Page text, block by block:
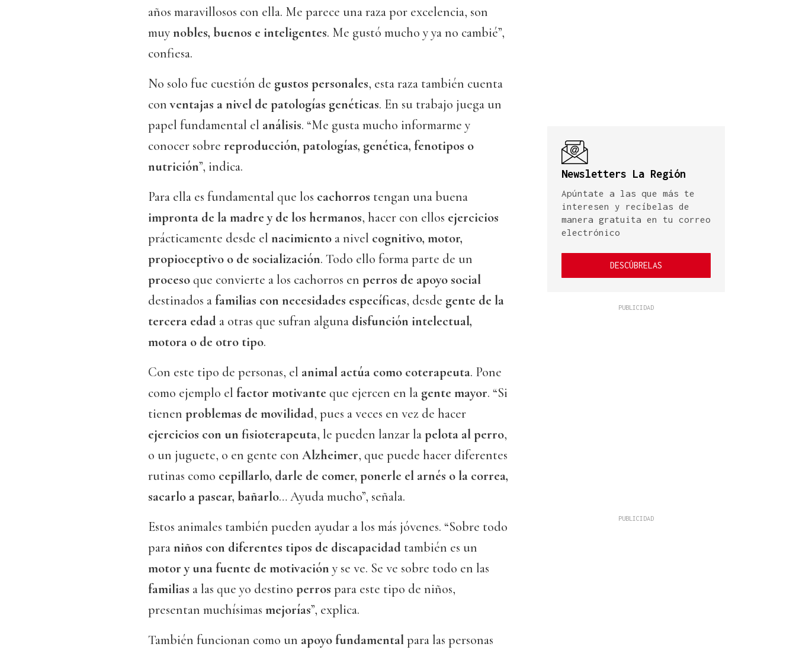
años maravillosos con ella. Me parece una raza por excelencia, son
muynobles, buenos e inteligentes. Me gustó mucho y ya no cambié”,
confiesa.
No solo fue cuestión de gustos personales, esta raza también cuenta
conventajas a nivel de patologías genéticas. En su trabajo juega un
papel fundamental el análisis. “Me gusta mucho informarme y
conocer sobre reproducción, patologías, genética, fenotipos o
nutrición”, indica.
Para ella es fundamental que los cachorros tengan una buena
impronta de la madre y de los hermanos, hacer con ellos ejercicios
prácticamente desde el nacimiento a nivel cognitivo, motor,
propioceptivo o de socialización. Todo ello forma parte de un
procesoque convierte a los cachorros en perros de apoyo social
destinados afamilias con necesidades específicas, desde gente de la
tercera edad a otras que sufran alguna disfunción intelectual,
motora o de otro tipo.
Con este tipo de personas, el animal actúa como coterapeuta. Pone
como ejemplo el factor motivante que ejercen en la gente mayor. “Si
tienen problemas de movilidad, pues a veces en vez de hacer
ejercicios con un fisioterapeuta, le pueden lanzar lapelota al perro,
o un juguete, o en gente con Alzheimer, que puede hacer diferentes
rutinas como cepillarlo, darle de comer, ponerle el arnés o la correa,
sacarlo a pasear, bañarlo… Ayuda mucho”, señala.
Estos animales también pueden ayudar a los más jóvenes. “Sobre todo
paraniños con diferentes tipos de discapacidad también es un
motor y una fuente de motivación y se ve. Se ve sobre todo en las
familias a las que yo destino perros para este tipo de niños,
presentan muchísimas mejorías”, explica.
También funcionan como un apoyo fundamentalpara las personas
Newsletters La Región
Apúntate a las que más te
interesen y recíbelas de
manera gratuita en tu correo
electrónico
DESCÚBRELAS